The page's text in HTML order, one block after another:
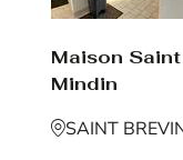
Maison
Mindin
SAINT